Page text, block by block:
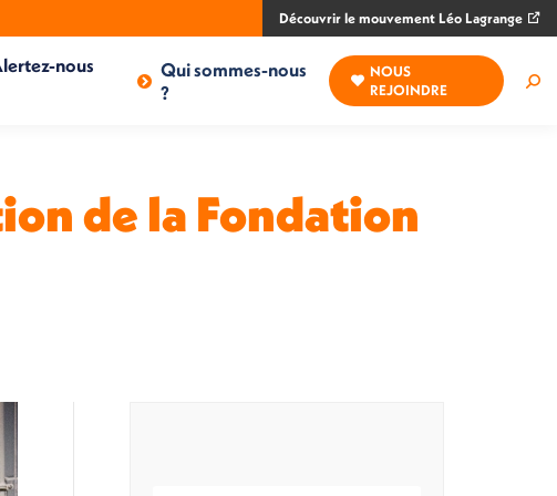
Découvrir le mouvement Léo Lagrange
nous
Qui sommes-nous
?
NOUS
REJOINDRE
de la Fondation